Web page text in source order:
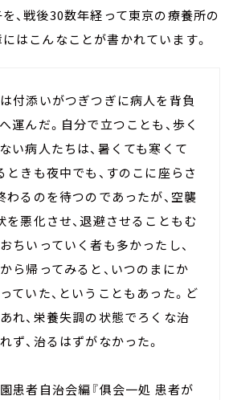
、戦後30数年経って東京の療養所の
はこんなことが書かれています。
付添いがつぎつぎに病人を背負
運んだ。自分で立つことも、歩く
い病人たちは、暑くても寒くて
ときも夜中でも、すのこに座らさ
わるのを待つのであったが、空襲
を悪化させ、退避させることもむ
ちいっていく者も多かったし、
ら帰ってみると、いつのまにか
ていた、ということもあった。ど
れ、栄養失調の状態でろくな治
ず、治るはずがなかった。
患者自治会編『俱会一処 患者が